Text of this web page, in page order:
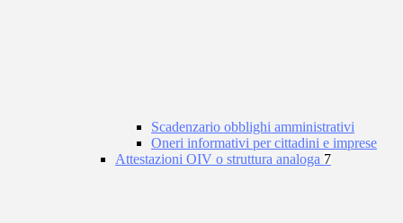
Scadenzario obblighi amministrativi
Oneri informativi per cittadini e imprese
Attestazioni OIV o struttura analoga 7